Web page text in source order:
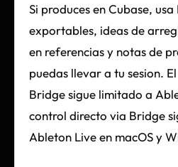
Si produces en Cubase,
exportables, ideas de
en referencias y notas de
puedas llevar a tu sesion.
Bridge sigue limitado a
control directo via Bridge
Ableton Live en macOS y